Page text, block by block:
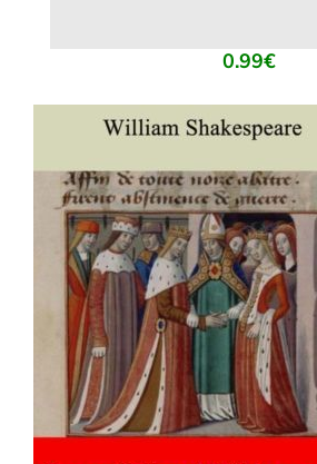
0.99€
AJOUTER AU PANIER / DÉTAILS